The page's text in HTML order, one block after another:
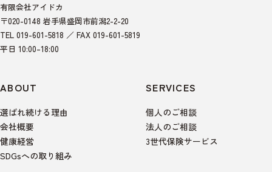
有限会社アイドカ
〒020-0148 岩手県盛岡市前潟2-2-20
TEL 019-601-5818 ／ FAX 019-601-5819
平日 10:00–18:00
ABOUT
選ばれ続ける理由
会社概要
健康経営
SDGsへの取り組み
SERVICES
個人のご相談
法人のご相談
3世代保険サービス